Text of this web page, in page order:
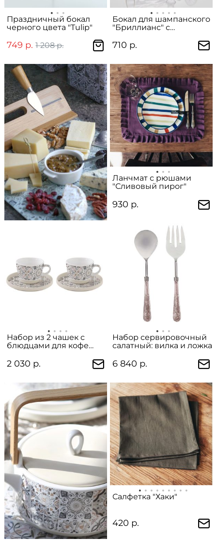
Праздничный бокал
черного цвета "Tulip"
749 р. 1 208 р.
Бокал для шампанского
"Бриллианс" с
710 р.
Ланчмат с рюшами
"Сливовый пирог"
930 р.
Набор из 2 чашек с
блюдцами для кофе
подарочной упаковке
2 030 р.
Набор сервировочный
салатный: вилка и ложка
6 840 р.
Салфетка "Хаки"
420 р.